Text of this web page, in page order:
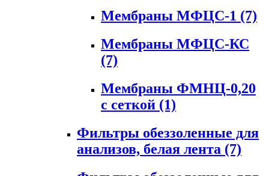
Мембраны МФЦС-1 (7)
Мембраны МФЦС-КС
(7)
Мембраны ФМНЦ-0,20
с сеткой (1)
Фильтры обеззоленные для
анализов, белая лента (7)